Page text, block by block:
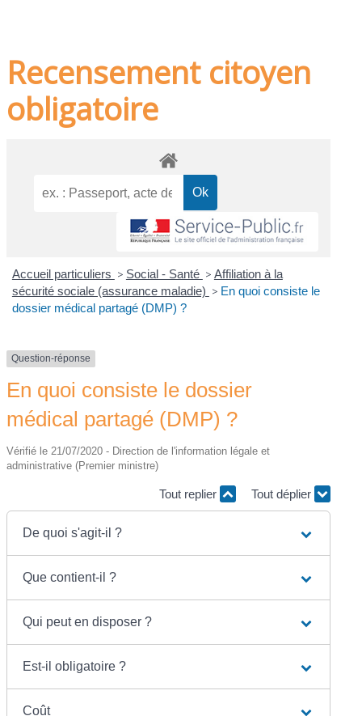
Recensement citoyen
obligatoire
Accueil particuliers > Social - Santé > Affiliation à la
sécurité sociale (assurance maladie) > En quoi consiste le
dossier médical partagé (DMP) ?
Question-réponse
En quoi consiste le dossier
médical partagé (DMP) ?
Vérifié le 21/07/2020 - Direction de l'information légale et
administrative (Premier ministre)
Tout replier Tout déplier
De quoi s'agit-il ?
Que contient-il ?
Qui peut en disposer ?
Est-il obligatoire ?
Coût